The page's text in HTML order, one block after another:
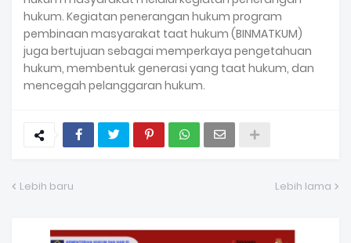
hukum. Kegiatan penerangan hukum program
pembinaan masyarakat taat hukum (BINMATKUM)
juga bertujuan sebagai memperkaya pengetahuan
hukum, membentuk generasi yang taat hukum, dan
mencegah pelanggaran hukum.
Lebih baru Lebih lama